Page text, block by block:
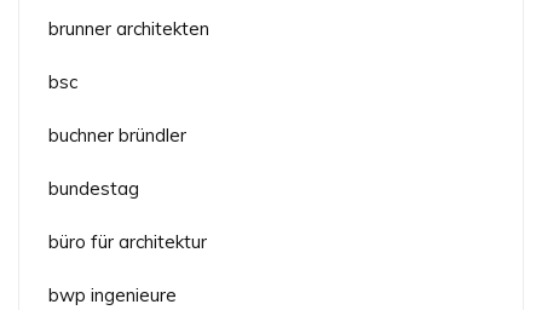
brunner architekten
bsc
buchner bründler
bundestag
büro für architektur
bwp ingenieure